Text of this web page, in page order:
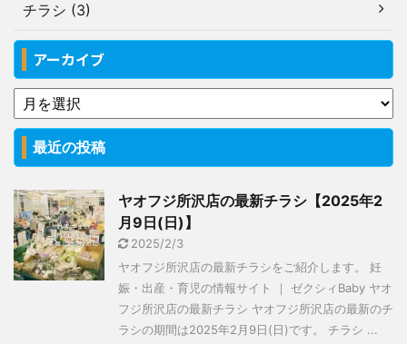
チラシ (3)
アーカイブ
最近の投稿
ヤオフジ所沢店の最新チラシ【2025年2
月9日(日)】
2025/2/3
ヤオフジ所沢店の最新チラシをご紹介します。 妊
娠・出産・育児の情報サイト ｜ ゼクシィBaby ヤオ
フジ所沢店の最新チラシ ヤオフジ所沢店の最新のチ
ラシの期間は2025年2月9日(日)です。 チラシ ...